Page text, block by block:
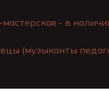
- в
(музыканты